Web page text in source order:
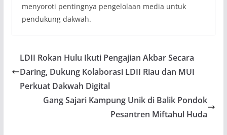
menyoroti pentingnya pengelolaan media untuk
pendukung dakwah.
LDII Rokan Hulu Ikuti Pengajian Akbar Secara
Daring, Dukung Kolaborasi LDII Riau dan MUI
Perkuat Dakwah Digital
Gang Sajari Kampung Unik di Balik Pondok
Pesantren Miftahul Huda